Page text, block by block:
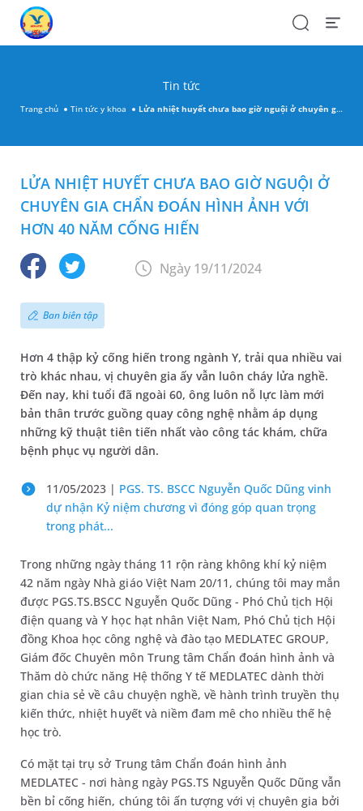
SearchOpen
Tin tức
Trang chủ Tin tức y khoa Lửa nhiệt huyết chưa bao giờ nguội ở chuyên gia chẩn đoán hình ảnh với hơn 40 năm cống hiến
LỬA NHIỆT HUYẾT CHƯA BAO GIỜ NGUỘI Ở
CHUYÊN GIA CHẨN ĐOÁN HÌNH ẢNH VỚI
HƠN 40 NĂM CỐNG HIẾN
Ngày 19/11/2024
Ban biên tập
Hơn 4 thập kỷ cống hiến trong ngành Y, trải qua nhiều vai
trò khác nhau, vị chuyên gia ấy vẫn luôn cháy lửa nghề.
Đến nay, khi tuổi đã ngoài 60, ông luôn nỗ lực làm mới
bản thân trước guồng quay công nghệ nhằm áp dụng
những kỹ thuật tiên tiến nhất vào công tác khám, chữa
bệnh phục vụ người dân.
11/05/2023 | PGS. TS. BSCC Nguyễn Quốc Dũng vinh
dự nhận Kỷ niệm chương vì đóng góp quan trọng
trong phát...
Trong những ngày tháng 11 rộn ràng không khí kỷ niệm
42 năm ngày Nhà giáo Việt Nam 20/11, chúng tôi may mắn
được PGS.TS.BSCC Nguyễn Quốc Dũng - Phó Chủ tịch Hội
điện quang và Y học hạt nhân Việt Nam, Phó Chủ tịch Hội
đồng Khoa học công nghệ và đào tạo MEDLATEC GROUP,
Giám đốc Chuyên môn Trung tâm Chẩn đoán hình ảnh và
Thăm dò chức năng Hệ thống Y tế MEDLATEC dành thời
gian chia sẻ về câu chuyện nghề, về hành trình truyền thụ
kiến thức, nhiệt huyết và niềm đam mê cho nhiều thế hệ
học trò.
Có mặt tại trụ sở Trung tâm Chẩn đoán hình ảnh
MEDLATEC - nơi hàng ngày PGS.TS Nguyễn Quốc Dũng vẫn
bền bỉ cống hiến, chúng tôi ấn tượng với vị chuyên gia bởi